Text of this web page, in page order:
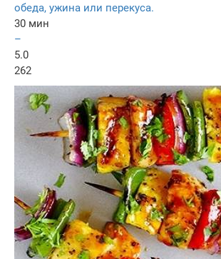
обеда, ужина или перекуса.
30 мин
–
5.0
262